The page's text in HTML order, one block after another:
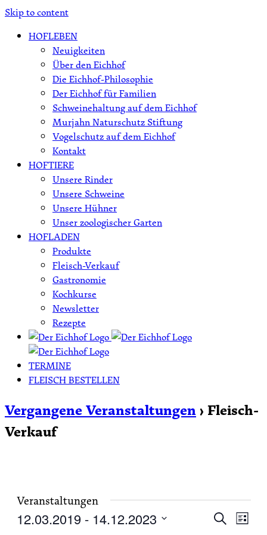
Skip to content
HOFLEBEN
Neuigkeiten
Über den Eichhof
Die Eichhof-Philosophie
Der Eichhof für Familien
Schweinehaltung auf dem Eichhof
Murjahn Naturschutz Stiftung
Vogelschutz auf dem Eichhof
Kontakt
HOFTIERE
Unsere Rinder
Unsere Schweine
Unsere Hühner
Unser zoologischer Garten
HOFLADEN
Produkte
Fleisch-Verkauf
Gastronomie
Kochkurse
Newsletter
Rezepte
TERMINE
FLEISCH BESTELLEN
Vergangene Veranstaltungen› Fleisch-
Verkauf
Veranstaltungen
SucheListe
12.03.2019 - 14.12.2023